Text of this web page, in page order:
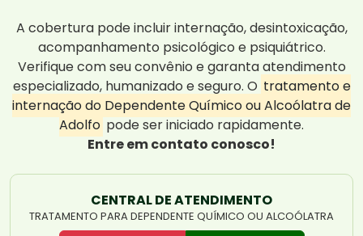
A cobertura pode incluir internação, desintoxicação,
acompanhamento psicológico e psiquiátrico.
Verifique com seu convênio e garanta atendimento
especializado, humanizado e seguro. O tratamento e
internação do Dependente Químico ou Alcoólatra de
Adolfo pode ser iniciado rapidamente.
Entre em contato conosco!
CENTRAL DE ATENDIMENTO
TRATAMENTO PARA DEPENDENTE QUÍMICO OU ALCOÓLATRA